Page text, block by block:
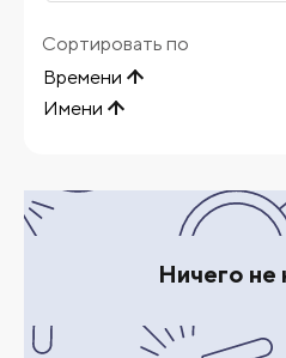
Сортировать по
Времени
Имени
Ничего не